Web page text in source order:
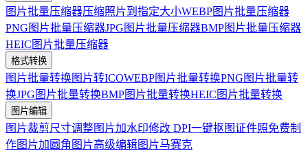
图片批量压缩器压缩照片到指定大小WEBP图片批量压缩器
PNG图片批量压缩器JPG图片批量压缩器BMP图片批量压缩器
HEIC图片批量压缩器
格式转换
图片批量转换图片转ICOWEBP图片批量转换PNG图片批量转
换JPG图片批量转换BMP图片批量转换HEIC图片批量转换
图片编辑
图片裁剪尺寸调整图片加水印修改 DPI一键抠图证件照免费制
作图片加圆角 图片高级编辑图片马赛克